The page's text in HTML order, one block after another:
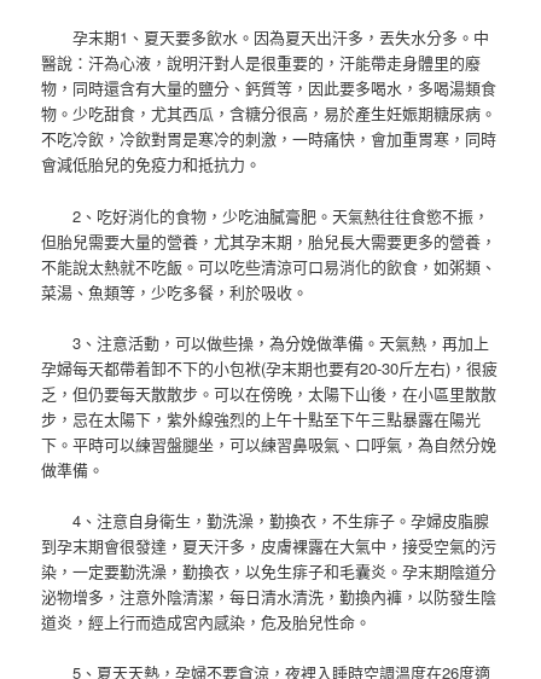
孕末期1、夏天要多飲水。因為夏天出汗多，丟失水分多。中
醫說：汗為心液，說明汗對人是很重要的，汗能帶走身體里的廢
物，同時還含有大量的鹽分、鈣質等，因此要多喝水，多喝湯類食
物。少吃甜食，尤其西瓜，含糖分很高，易於產生妊娠期糖尿病。
不吃冷飲，冷飲對胃是寒冷的刺激，一時痛快，會加重胃寒，同時
會減低胎兒的免疫力和抵抗力。
2、吃好消化的食物，少吃油膩膏肥。天氣熱往往食慾不振，
但胎兒需要大量的營養，尤其孕末期，胎兒長大需要更多的營養，
不能說太熱就不吃飯。可以吃些清涼可口易消化的飲食，如粥類、
菜湯、魚類等，少吃多餐，利於吸收。
3、注意活動，可以做些操，為分娩做準備。天氣熱，再加上
孕婦每天都帶着卸不下的小包袱(孕末期也要有20-30斤左右)，很疲
乏，但仍要每天散散步。可以在傍晚，太陽下山後，在小區里散散
步，忌在太陽下，紫外線強烈的上午十點至下午三點暴露在陽光
下。平時可以練習盤腿坐，可以練習鼻吸氣、口呼氣，為自然分娩
做準備。
4、注意自身衛生，勤洗澡，勤換衣，不生痱子。孕婦皮脂腺
到孕末期會很發達，夏天汗多，皮膚裸露在大氣中，接受空氣的污
染，一定要勤洗澡，勤換衣，以免生痱子和毛囊炎。孕末期陰道分
泌物增多，注意外陰清潔，每日清水清洗，勤換內褲，以防發生陰
道炎，經上行而造成宮內感染，危及胎兒性命。
5、夏天天熱，孕婦不要貪涼，夜裡入睡時空調溫度在26度適